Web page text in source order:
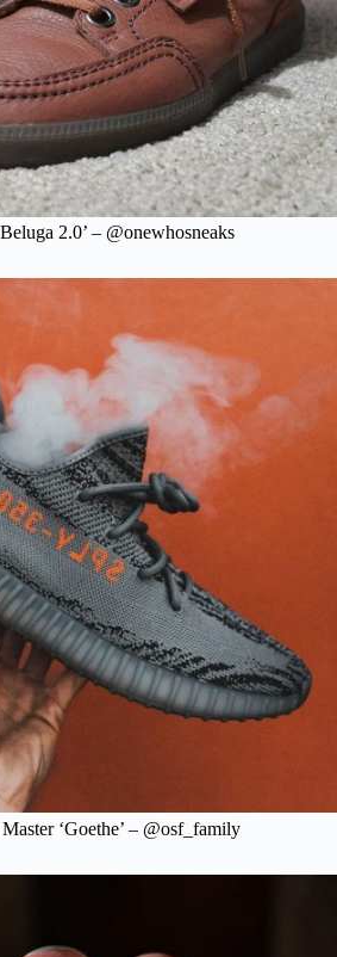
2.0’ – @onewhosneaks
‘Goethe’ – @osf_family